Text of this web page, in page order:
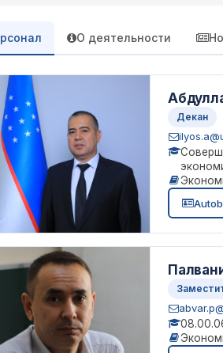
О деятельности
Декан